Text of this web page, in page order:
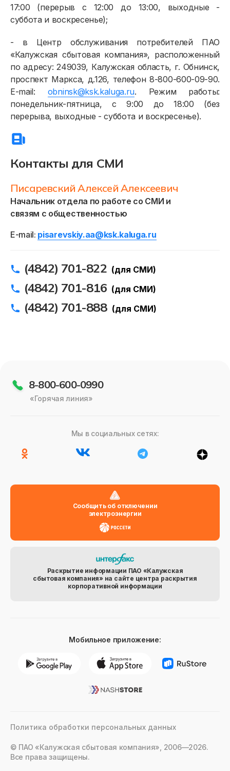
Контакты для СМИ
Писаревский Алексей Алексеевич
Начальник отдела по работе со СМИ и
связям с общественностью
E-mail: pisarevskiy.aa@ksk.kaluga.ru
(4842) 701-822 (для СМИ)
(4842) 701-816 (для СМИ)
(4842) 701-888 (для СМИ)
17:00 (перерыв с 12:00 до 13:00, выходные -
суббота и воскресенье);
- в Центр обслуживания потребителей ПАО
«Калужская сбытовая компания», расположенный
по адресу: 249039, Калужская область, г. Обнинск,
проспект Маркса, д.126, телефон 8-800-600-09-90.
E-mail: obninsk@ksk.kaluga.ru. Режим работы:
понедельник-пятница, с 9:00 до 18:00 (без
перерыва, выходные - суббота и воскресенье).
8-800-600-0990
«Горячая линия»
Мы в социальных сетях:
Сообщить об отключении
электроэнергии
Раскрытие информации ПАО «Калужская
сбытовая компания» на сайте центра раскрытия
корпоративной информации
Мобильное приложение:
Политика обработки персональных данных
© ПАО «Калужская сбытовая компания», 2006—2026.
Все права защищены.